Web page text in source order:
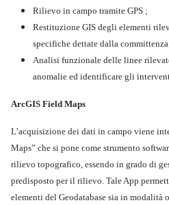
Rilievo in campo tramite GPS ;
Restituzione GIS degli elementi
specifiche dettate dalla
Analisi funzionale delle linee
anomalie ed identificare gli
ArcGIS Field Maps
L’acquisizione dei dati in campo viene
Maps” che si pone come strumento
rilievo topografico, essendo in grado di
predisposto per il rilievo. Tale App
elementi del Geodatabase sia in modalità